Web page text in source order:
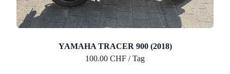
YAMAHA TRACER 900 (2018)
100.00 CHF / Tag